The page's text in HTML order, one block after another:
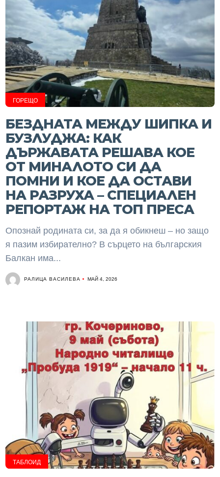
ГОРЕЩО
БЕЗДНАТА МЕЖДУ ШИПКА И
БУЗЛУДЖА: КАК
ДЪРЖАВАТА РЕШАВА КОЕ
ОТ МИНАЛОТО СИ ДА
ПОМНИ И КОЕ ДА ОСТАВИ
НА РАЗРУХА – СПЕЦИАЛЕН
РЕПОРТАЖ НА ТОП ПРЕСА
Опознай родината си, за да я обикнеш – но защо
я пазим избирателно? В сърцето на българския
Балкан има...
РАЛИЦА ВАСИЛЕВА МАЙ 4, 2026
ТАБЛОИД